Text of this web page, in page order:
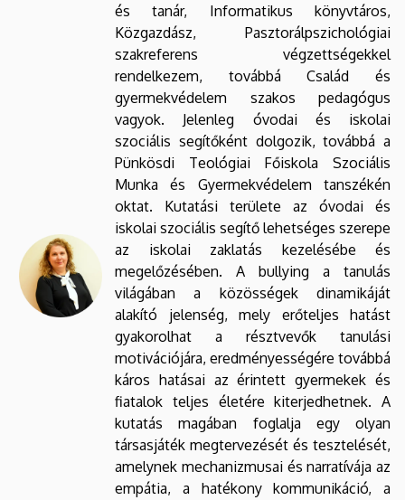
és tanár, Informatikus könyvtáros,
Közgazdász, Pasztorálpszichológiai
szakreferens végzettségekkel
rendelkezem, továbbá Család és
gyermekvédelem szakos pedagógus
vagyok. Jelenleg óvodai és iskolai
szociális segítőként dolgozik, továbbá a
Pünkösdi Teológiai Főiskola Szociális
Munka és Gyermekvédelem tanszékén
oktat. Kutatási területe az óvodai és
iskolai szociális segítő lehetséges szerepe
az iskolai zaklatás kezelésébe és
megelőzésében. A bullying a tanulás
világában a közösségek dinamikáját
alakító jelenség, mely erőteljes hatást
gyakorolhat a résztvevők tanulási
motivációjára, eredményességére továbbá
káros hatásai az érintett gyermekek és
fiatalok teljes életére kiterjedhetnek. A
kutatás magában foglalja egy olyan
társasjáték megtervezését és tesztelését,
amelynek mechanizmusai és narratívája az
empátia, a hatékony kommunikáció, a